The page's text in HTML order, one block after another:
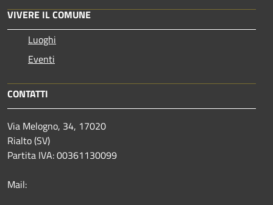
VIVERE IL COMUNE
Luoghi
Eventi
CONTATTI
Via Melogno, 34, 17020
Rialto (SV)
Partita IVA: 00361130099
Mail: